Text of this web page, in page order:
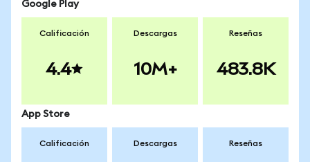
Google Play
Calificación
4.4
Descargas
10M+
Reseñas
483.8K
App Store
Calificación Descargas Reseñas